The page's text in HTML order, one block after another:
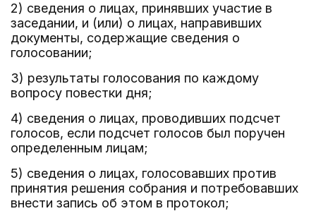
2) сведения о лицах, принявших участие в
заседании, и (или) о лицах, направивших
документы, содержащие сведения о
голосовании;
3) результаты голосования по каждому
вопросу повестки дня;
4) сведения о лицах, проводивших подсчет
голосов, если подсчет голосов был поручен
определенным лицам;
5) сведения о лицах, голосовавших против
принятия решения собрания и потребовавших
внести запись об этом в протокол;